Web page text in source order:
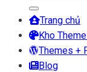
for:
Trang chủ
Kho Theme
Themes +
Blog